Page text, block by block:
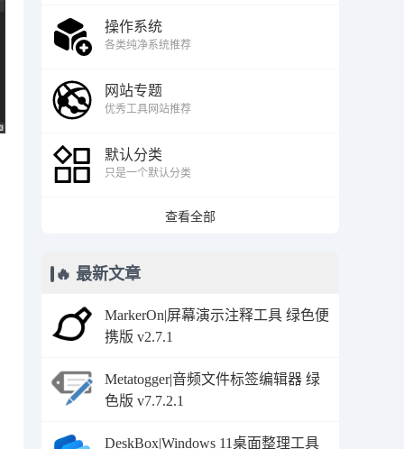
操作系统
各类纯净系统推荐
网站专题
优秀工具网站推荐
默认分类
只是一个默认分类
查看全部
🔥 最新文章
MarkerOn|屏幕演示注释工具 绿色便
携版 v2.7.1
Metatogger|音频文件标签编辑器 绿
色版 v7.7.2.1
DeskBox|Windows 11桌面整理工具